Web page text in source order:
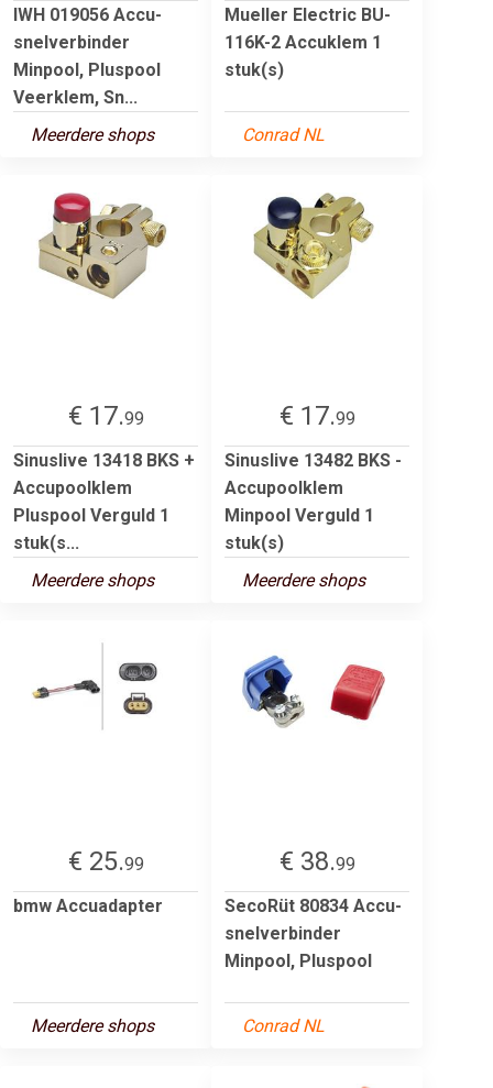
IWH 019056 Accu-
snelverbinder
Minpool, Pluspool
Veerklem, Sn...
Meerdere shops
Mueller Electric BU-
116K-2 Accuklem 1
stuk(s)
Conrad NL
€ 17.99
Sinuslive 13418 BKS +
Accupoolklem
Pluspool Verguld 1
stuk(s...
Meerdere shops
€ 17.99
Sinuslive 13482 BKS -
Accupoolklem
Minpool Verguld 1
stuk(s)
Meerdere shops
€ 25.99
bmw Accuadapter
Meerdere shops
€ 38.99
SecoRüt 80834 Accu-
snelverbinder
Minpool, Pluspool
Conrad NL